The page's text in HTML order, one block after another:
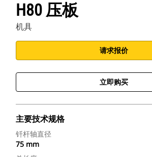
H80 压板
机具
请求报价
立即购买
主要技术规格
钎杆轴直径
75 mm